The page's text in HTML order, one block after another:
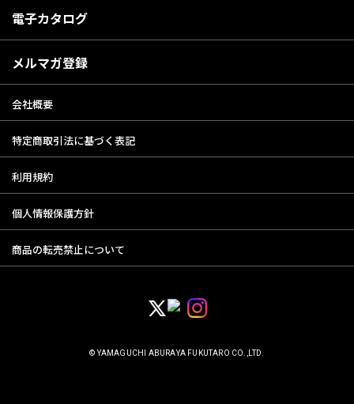
電子カタログ
メルマガ登録
会社概要
特定商取引法に基づく表記
利用規約
個人情報保護方針
商品の転売禁止について
© YAMAGUCHI ABURAYA FUKUTARO CO.,LTD.